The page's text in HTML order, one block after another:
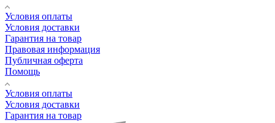
Условия оплаты
Условия доставки
Гарантия на товар
Правовая информация
Публичная оферта
Помощь
Условия оплаты
Условия доставки
Гарантия на товар